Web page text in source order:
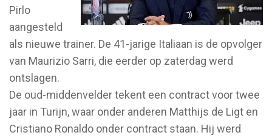
Pirlo
aangesteld
als nieuwe trainer. De 41-jarige Italiaan is de opvolger
van Maurizio Sarri, die eerder op zaterdag werd
ontslagen.
De oud-middenvelder tekent een contract voor twee
jaar in Turijn, waar onder anderen Matthijs de Ligt en
Cristiano Ronaldo onder contract staan. Hij werd